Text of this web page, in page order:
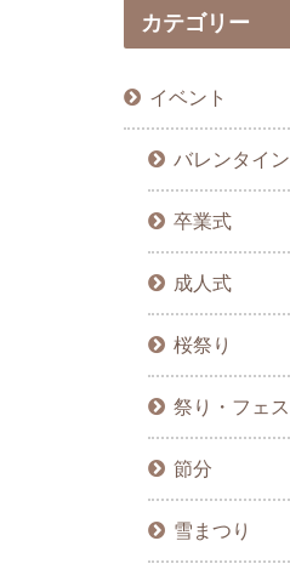
カテゴリー
イベント
バレンタイン
卒業式
成人式
桜祭り
祭り・フェス
節分
雪まつり